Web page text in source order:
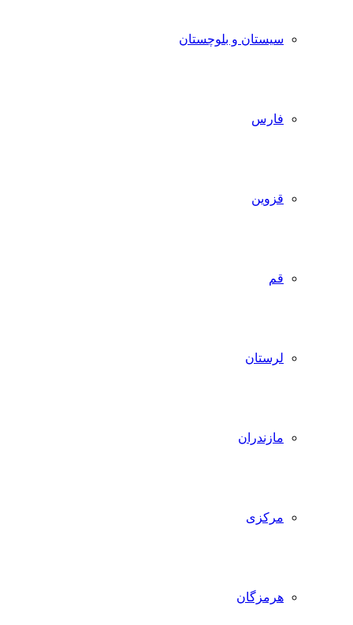
سیستان و بلوچستان
فارس
قزوین
قم
لرستان
مازندران
مرکزی
هرمزگان